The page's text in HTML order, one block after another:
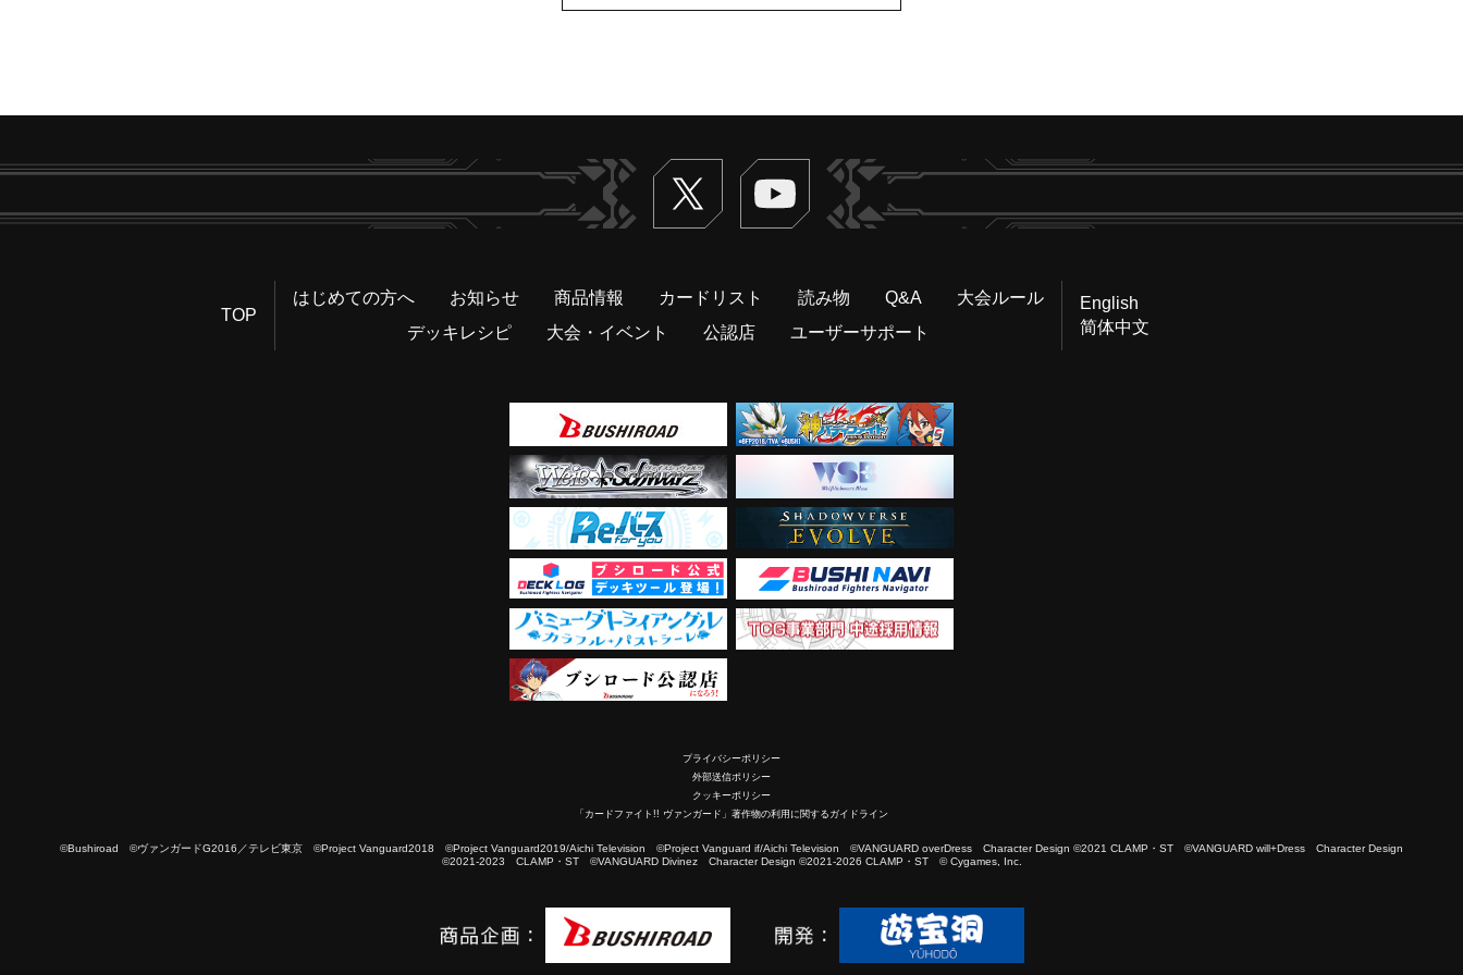
Twitter ヴァンガードch
TOP
はじめての方へ お知らせ 商品情報 カードリスト 読み物 Q&A
大会ルール
デッキレシピ
大会・イベント 公認店 ユーザーサポート
English
简体中文
プライバシーポリシー
外部送信ポリシー
クッキーポリシー
「カードファイト!! ヴァンガード」著作物の利用に関するガイドライン
©Bushiroad ©ヴァンガードG2016／テレビ東京 ©Project Vanguard2018 ©Project Vanguard2019/Aichi Television ©Project Vanguard if/Aichi Television ©VANGUARD overDress Character Design ©2021 CLAMP・ST ©VANGUARD will+Dress Character Design
©2021-2023 CLAMP・ST ©VANGUARD Divinez Character Design ©2021-2026 CLAMP・ST © Cygames, Inc.